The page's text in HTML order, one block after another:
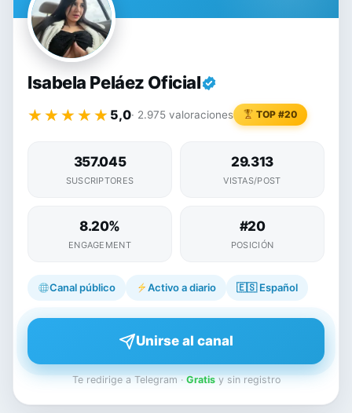
IS
Isabela Peláez Oficial
★★★★★
★★★★★ 5,0· 2.975 valoraciones TOP #20
357.045
SUSCRIPTORES
29.313
VISTAS/POST
8.20%
ENGAGEMENT
#20
POSICIÓN
Canal público Activo a diario 🇪🇸Español
Unirse al canal
Te redirige a Telegram · Gratisy sin registro